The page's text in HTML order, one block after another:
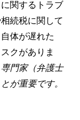
関するトラブ
続税に関して
体が遅れた
クがありま
門家（弁護士
が重要です。